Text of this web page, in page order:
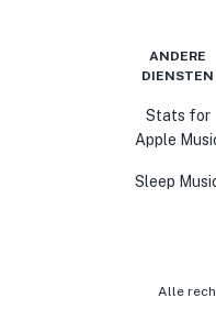
ANDERE
DIENSTEN
Stats for
Apple
Sleep
Alle